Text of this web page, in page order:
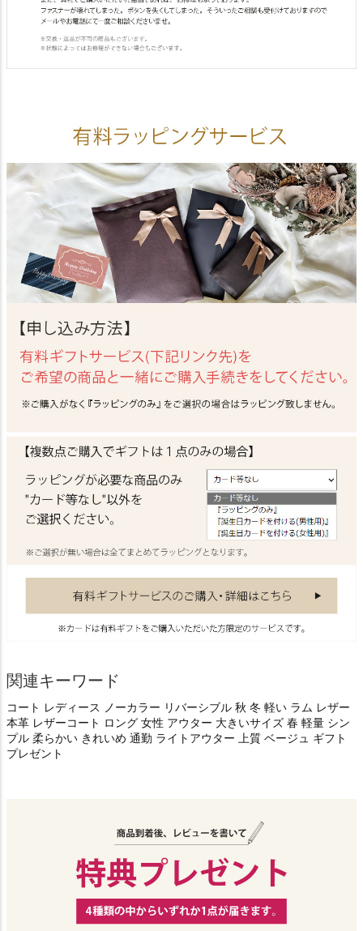
関連キーワード
コート レディース ノーカラー リバーシブル 秋 冬 軽い ラム レザー
本革 レザーコート ロング 女性 アウター 大きいサイズ 春 軽量 シン
プル 柔らかい きれいめ 通勤 ライトアウター 上質 ベージュ ギフト
プレゼント